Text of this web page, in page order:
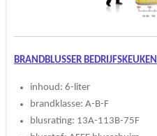
BRANDBLUSSER BEDRIJFSKEUKEN
inhoud: 6-liter
brandklasse: A-B-F
blusrating: 13A-113B-75F